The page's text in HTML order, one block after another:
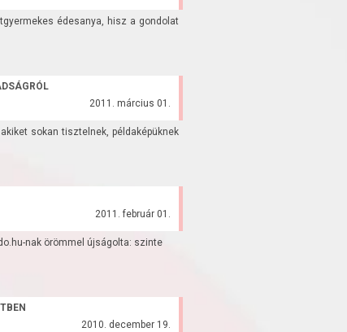
édesanya, hisz a gondolat
2011. március 01.
sokan tisztelnek, példaképüknek
2011. február 01.
nak örömmel újságolta: szinte
2010. december 19.